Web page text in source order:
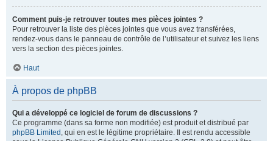
Comment puis-je retrouver toutes mes pièces jointes ?
Pour retrouver la liste des pièces jointes que vous avez transférées,
rendez-vous dans le panneau de contrôle de l’utilisateur et suivez les liens
vers la section des pièces jointes.
Haut
À propos de phpBB
Qui a développé ce logiciel de forum de discussions ?
Ce programme (dans sa forme non modifiée) est produit et distribué par
phpBB Limited , qui en est le légitime propriétaire. Il est rendu accessible